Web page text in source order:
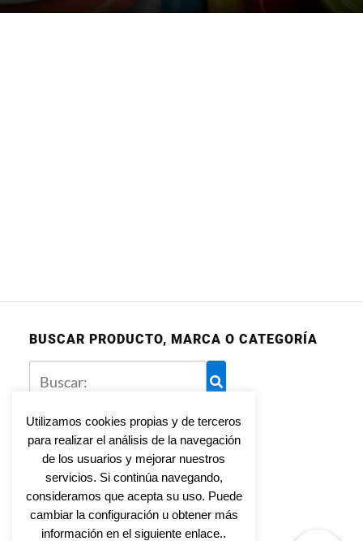
BUSCAR PRODUCTO, MARCA O CATEGORÍA
Aviso legal
Política de privacidad
Política de cookies
Utilizamos cookies propias y de terceros
para realizar el análisis de la navegación
de los usuarios y mejorar nuestros
servicios. Si continúa navegando,
consideramos que acepta su uso. Puede
cambiar la configuración u obtener más
información en el siguiente enlace..